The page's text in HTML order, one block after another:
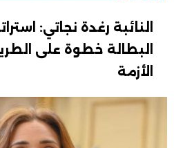
النائبة رغدة نجاتي:
البطالة خطوة على
الأزمة